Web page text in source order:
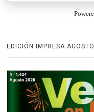
EDICIÓN IMPRESA